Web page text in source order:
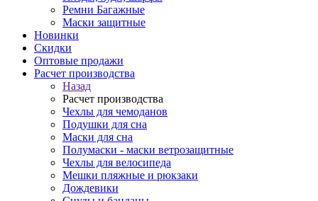
Ремни Багажные
Маски защитные
Новинки
Скидки
Оптовые продажи
Расчет производства
Назад
Расчет производства
Чехлы для чемоданов
Подушки для сна
Маски для сна
Полумаски - маски ветрозащитные
Чехлы для велосипеда
Мешки пляжные и рюкзаки
Дождевики